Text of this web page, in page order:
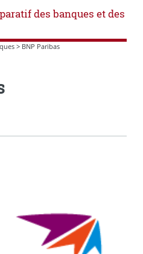
des banques et des
> BNP Paribas